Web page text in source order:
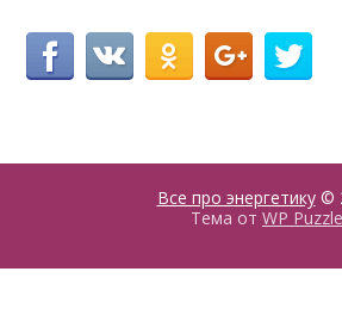
Все про энергетику©
Тема от WP Puzzle